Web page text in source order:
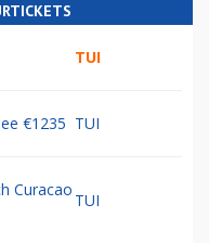
TUI
€1235 TUI
Curacao
TUI